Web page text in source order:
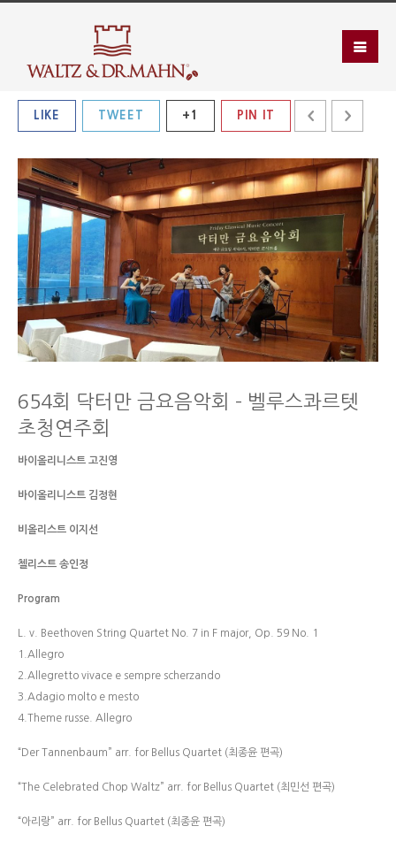
LIKE TWEET +1 PIN IT
654회 닥터만 금요음악회 – 벨루스콰르텟
초청연주회
바이올리니스트 고진영
바이올리니스트 김정현
비올리스트 이지선
첼리스트 송인정
Program
L. v. Beethoven String Quartet No. 7 in F major, Op. 59 No. 1
1.Allegro
2.Allegretto vivace e sempre scherzando
3.Adagio molto e mesto
4.Theme russe. Allegro
“Der Tannenbaum” arr. for Bellus Quartet (최종윤 편곡)
“The Celebrated Chop Waltz” arr. for Bellus Quartet (최민선 편곡)
“아리랑” arr. for Bellus Quartet (최종윤 편곡)